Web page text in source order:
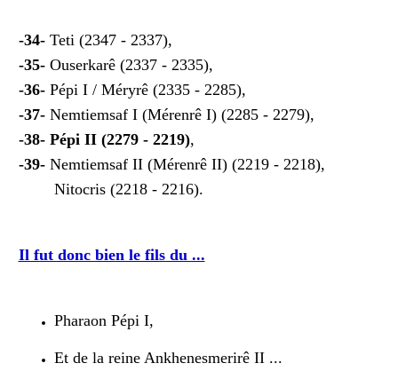
-34-Teti (2347 - 2337),
-35-Ouserkarê (2337 - 2335),
-36-Pépi I / Méryrê (2335 - 2285),
-37-Nemtiemsaf I (Mérenrê I) (2285 - 2279),
-38- Pépi II (2279 - 2219),
-39-Nemtiemsaf II (Mérenrê II) (2219 - 2218),
Nitocris (2218 - 2216).
Il fut donc bien le fils du ...
Pharaon Pépi I,
Et de la reine Ankhenesmerirê II ...